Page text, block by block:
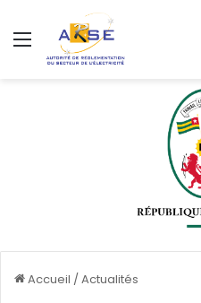
Menu
Accueil /Actualités